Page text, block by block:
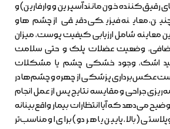
رقیق‌کننده خون مانند آسپرین و وارفارین) و
معاینه فیزیکی دقیقی از چشم‌ها و
معاینه شامل ارزیابی کیفیت پوست، میزان
اضافی، وضعیت عضلات پلک و حتی سلامت
اشک، وجود خشکی چشم یا مشکلات
عکس‌برداری پزشکی از چهره و چشم‌ها در
جراحی و مقایسه نتایج پس از عمل انجام
می‌دهد که آیا انتظارات بیمار واقع‌بینانه
(بالا، پایین یا هر دو) برای او مناسب‌تر